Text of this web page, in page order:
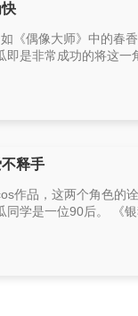
《偶像大师》中的春
即是非常成功的将这
释手
作品，这两个角色的
同学是一位90后。 《